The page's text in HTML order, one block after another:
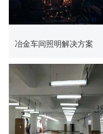
冶金车间照明解决方案